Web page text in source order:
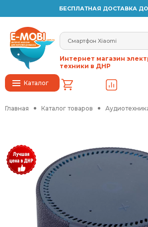
БЕСПЛАТНАЯ ДОСТАВКА
Каталог
Интернет магазин
техники в ДНР
Главная Каталог товаров